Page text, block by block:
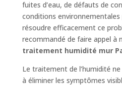
fuites d’eau, de défauts de
conditions environnementales
résoudre efficacement ce
recommandé de faire appel à
traitement humidité mur
Le traitement de l’humidité
à éliminer les symptômes